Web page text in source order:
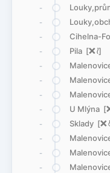
-
-
- Cihelna-
- Pila [ë<]
-
-
-
- U Mlýna [
- Sklady [ë
-
-
-